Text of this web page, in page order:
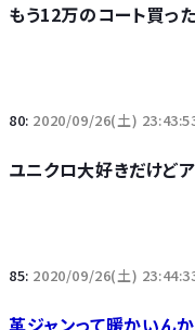
もう12万のコート買っ
80: 2020/09/26(土)
ユニクロ大好きだけど
85: 2020/09/26(土)
革ジャンって暖かいんか